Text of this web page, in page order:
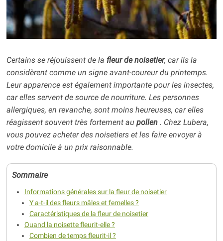
Certains se réjouissent de la fleur de noisetier, car ils la
considèrent comme un signe avant-coureur du printemps.
Leur apparence est également importante pour les insectes,
car elles servent de source de nourriture. Les personnes
allergiques, en revanche, sont moins heureuses, car elles
réagissent souvent très fortement au pollen. Chez Lubera,
vous pouvez acheter des noisetiers et les faire envoyer à
votre domicile à un prix raisonnable.
Sommaire
Informations générales sur la fleur de noisetier
Y a-t-il des fleurs mâles et femelles ?
Caractéristiques de la fleur de noisetier
Quand la noisette fleurit-elle ?
Combien de temps fleurit-il ?